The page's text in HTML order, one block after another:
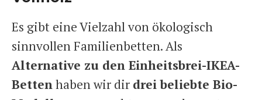
Es gibt eine Vielzahl von ökologisch
sinnvollen Familienbetten. Als
Alternative zu den Einheitsbrei-IKEA-
Bettenhaben wir dir drei beliebte Bio-